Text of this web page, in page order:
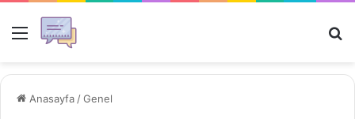
Menü
Anasayfa /Genel